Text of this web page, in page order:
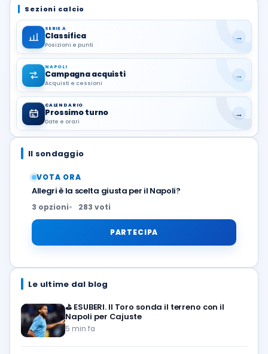
Sezioni calcio
SERIE A
Classifica
Posizioni e punti
→
NAPOLI
Campagna acquisti
Acquisti e cessioni
→
CALENDARIO
Prossimo turno
Date e orari
→
Il sondaggio
VOTA ORA
Allegri è la scelta giusta per il Napoli?
3 opzioni 283 voti
PARTECIPA
Le ultime dal blog
⛳ ESUBERI. Il Toro sonda il terreno con il
Napoli per Cajuste
5 min fa